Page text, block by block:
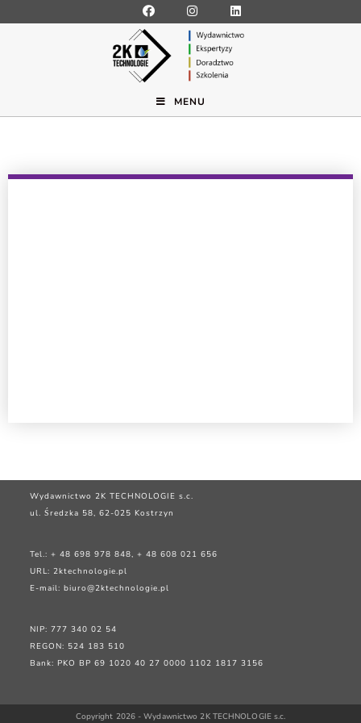
MENU
Wydawnictwo 2K TECHNOLOGIE s.c.
ul. Średzka 58, 62-025 Kostrzyn
Tel.: + 48 698 978 848, + 48 608 021 656
URL: 2ktechnologie.pl
E-mail:biuro@2ktechnologie.pl
NIP: 777 340 02 54
REGON: 524 183 510
Bank: PKO BP 69 1020 40 27 0000 1102 1817 3156
Copyright 2026 - Wydawnictwo 2K TECHNOLOGIE s.c.